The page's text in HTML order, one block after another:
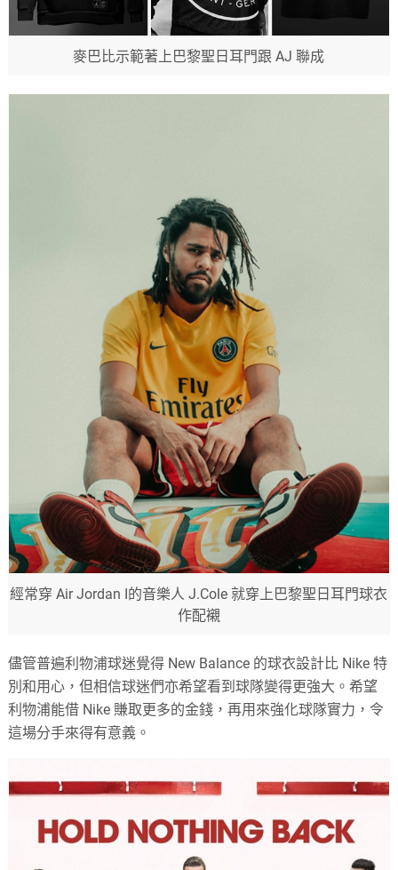
麥巴比示範著上巴黎聖日耳門跟 AJ 聯成
經常穿 Air Jordan I的音樂人 J.Cole 就穿上巴黎聖日耳門球衣
作配襯
儘管普遍利物浦球迷覺得 New Balance 的球衣設計比 Nike 特
別和用心，但相信球迷們亦希望看到球隊變得更強大。希望
利物浦能借 Nike 賺取更多的金錢，再用來強化球隊實力，令
這場分手來得有意義。